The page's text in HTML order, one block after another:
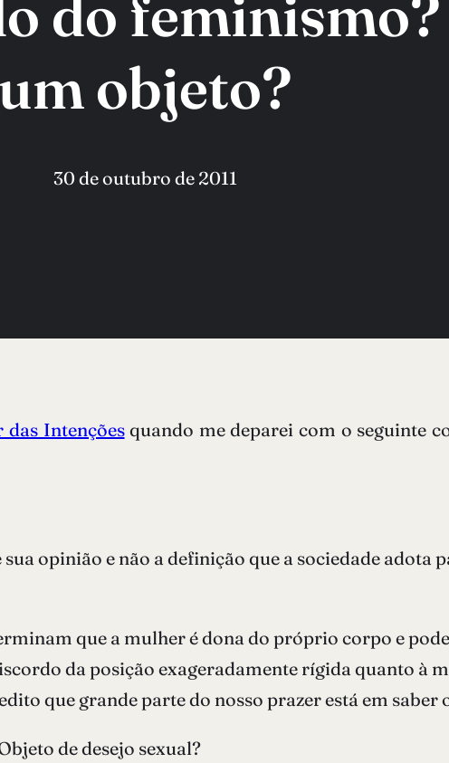
do feminismo?
um objeto?
30 de outubro de 2011
das Intençõesquando me deparei com o seguinte
opinião e não a definição que a sociedade adota
que a mulher é dona do próprio corpo e
da posição exageradamente rígida quanto à
que grande parte do nosso prazer está em saber
de desejo sexual?